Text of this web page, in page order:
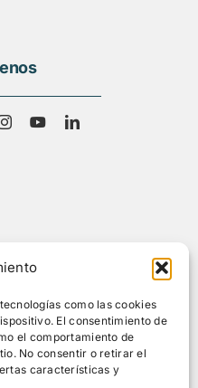
como las cookies
El consentimiento de
el comportamiento de
No consentir o retirar el
características y